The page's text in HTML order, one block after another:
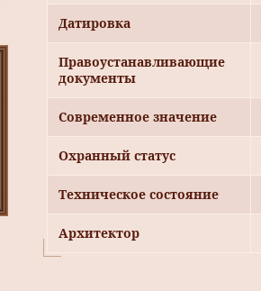
Датировка
Правоустанавливающие
документы
Современное значение
Охранный статус
Техническое состояние
Архитектор